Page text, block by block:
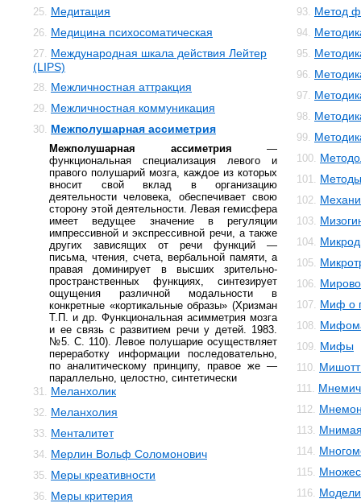
25. Медитация
26. Медицина психосоматическая
27. Международная шкала действия Лейтер
(LIPS)
28. Межличностная аттракция
29. Межличностная коммуникация
30. Межполушарная ассиметрия
Межполушарная ассиметрия —
функциональная специализация левого и
правого полушарий мозга, каждое из которых
вносит свой вклад в организацию
деятельности человека, обеспечивает свою
сторону этой деятельности. Левая гемисфера
имеет ведущее значение в регуляции
импрессивной и экспрессивной речи, а также
других зависящих от речи функций —
письма, чтения, счета, вербальной памяти, а
правая доминирует в высших зрительно-
пространственных функциях, синтезирует
ощущения различной модальности в
конкретные «кортикальные образы» (Хризман
Т.П. и др. Функциональная асимметрия мозга
и ее связь с развитием речи у детей. 1983.
№5. С. 110). Левое полушарие осуществляет
переработку информации последовательно,
по аналитическому принципу, правое же —
параллельно, целостно, синтетически
31. Меланхолик
32. Меланхолия
33. Менталитет
34. Мерлин Вольф Соломонович
35. Меры креативности
36. Меры критерия
93. Метод
94.
95.
96.
97.
98.
99.
100.
101. Методы
102.
103.
104.
105.
106.
107. Миф о
108.
109. Мифы
110.
111.
112.
113.
114.
115.
116.